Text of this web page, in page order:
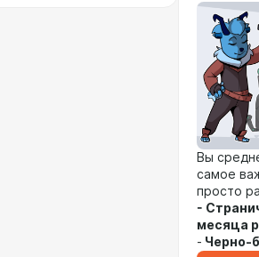
Вы
самое
просто
-
месяца
- Черно-